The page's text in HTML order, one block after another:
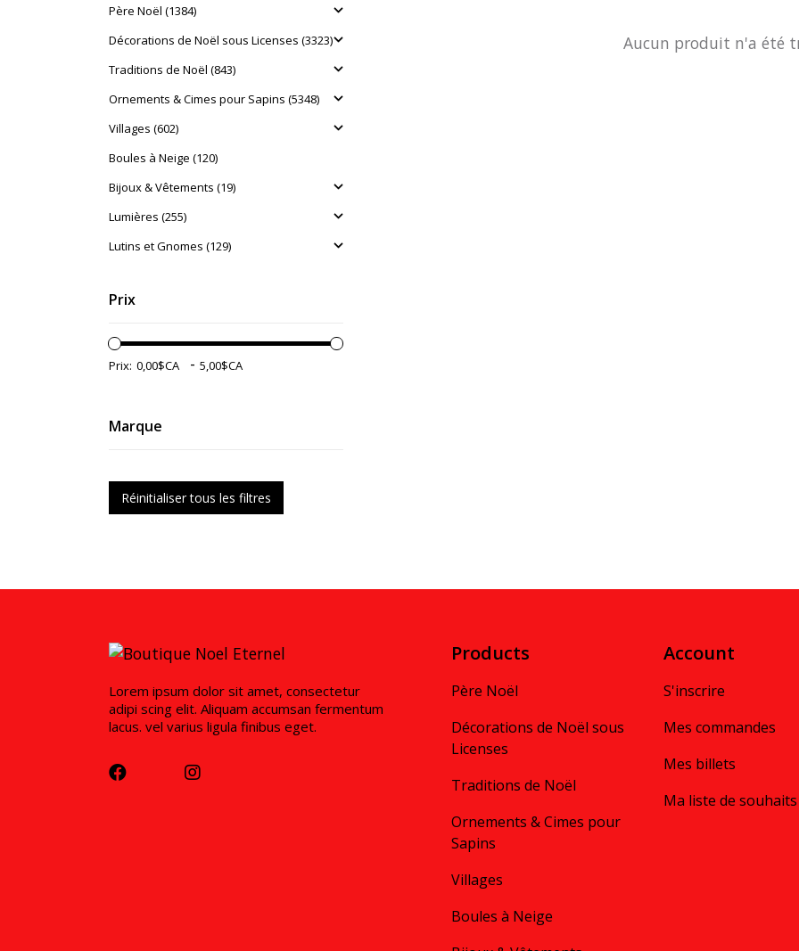
Père Noël (1384)
Décorations de Noël sous Licenses (3323)
Traditions de Noël (843)
Ornements & Cimes pour Sapins (5348)
Villages (602)
Boules à Neige (120)
Bijoux & Vêtements (19)
Lumières (255)
Lutins et Gnomes (129)
Prix
Prix: -
Marque
Réinitialiser tous les filtres
Aucun produit n'a été
Lorem ipsum dolor sit amet, consectetur
adipi scing elit. Aliquam accumsan fermentum
lacus. vel varius ligula finibus eget.
Products
Père Noël
Décorations de Noël sous
Licenses
Traditions de Noël
Ornements & Cimes pour
Sapins
Villages
Boules à Neige
Account
S'inscrire
Mes commandes
Mes billets
Ma liste de souhaits